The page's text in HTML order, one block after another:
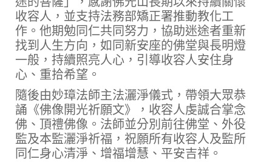
收容人，並支持法務部矯正署推動教化工
作。他期勉同仁共同努力，協助迷途者重新
找到人生方向，如同新安座的佛堂與長明燈
一般，持續照亮人心，引導收容人安住身
心、重拾希望。
隨後由妙璋法師主法灑淨儀式，帶領大眾恭
誦《佛像開光祈願文》，收容人虔誠合掌念
佛、頂禮佛像。法師並分別前往佛堂、外役
監及本監灑淨祈福，祝願所有收容人及監所
同仁身心清淨、增福增慧、平安吉祥。